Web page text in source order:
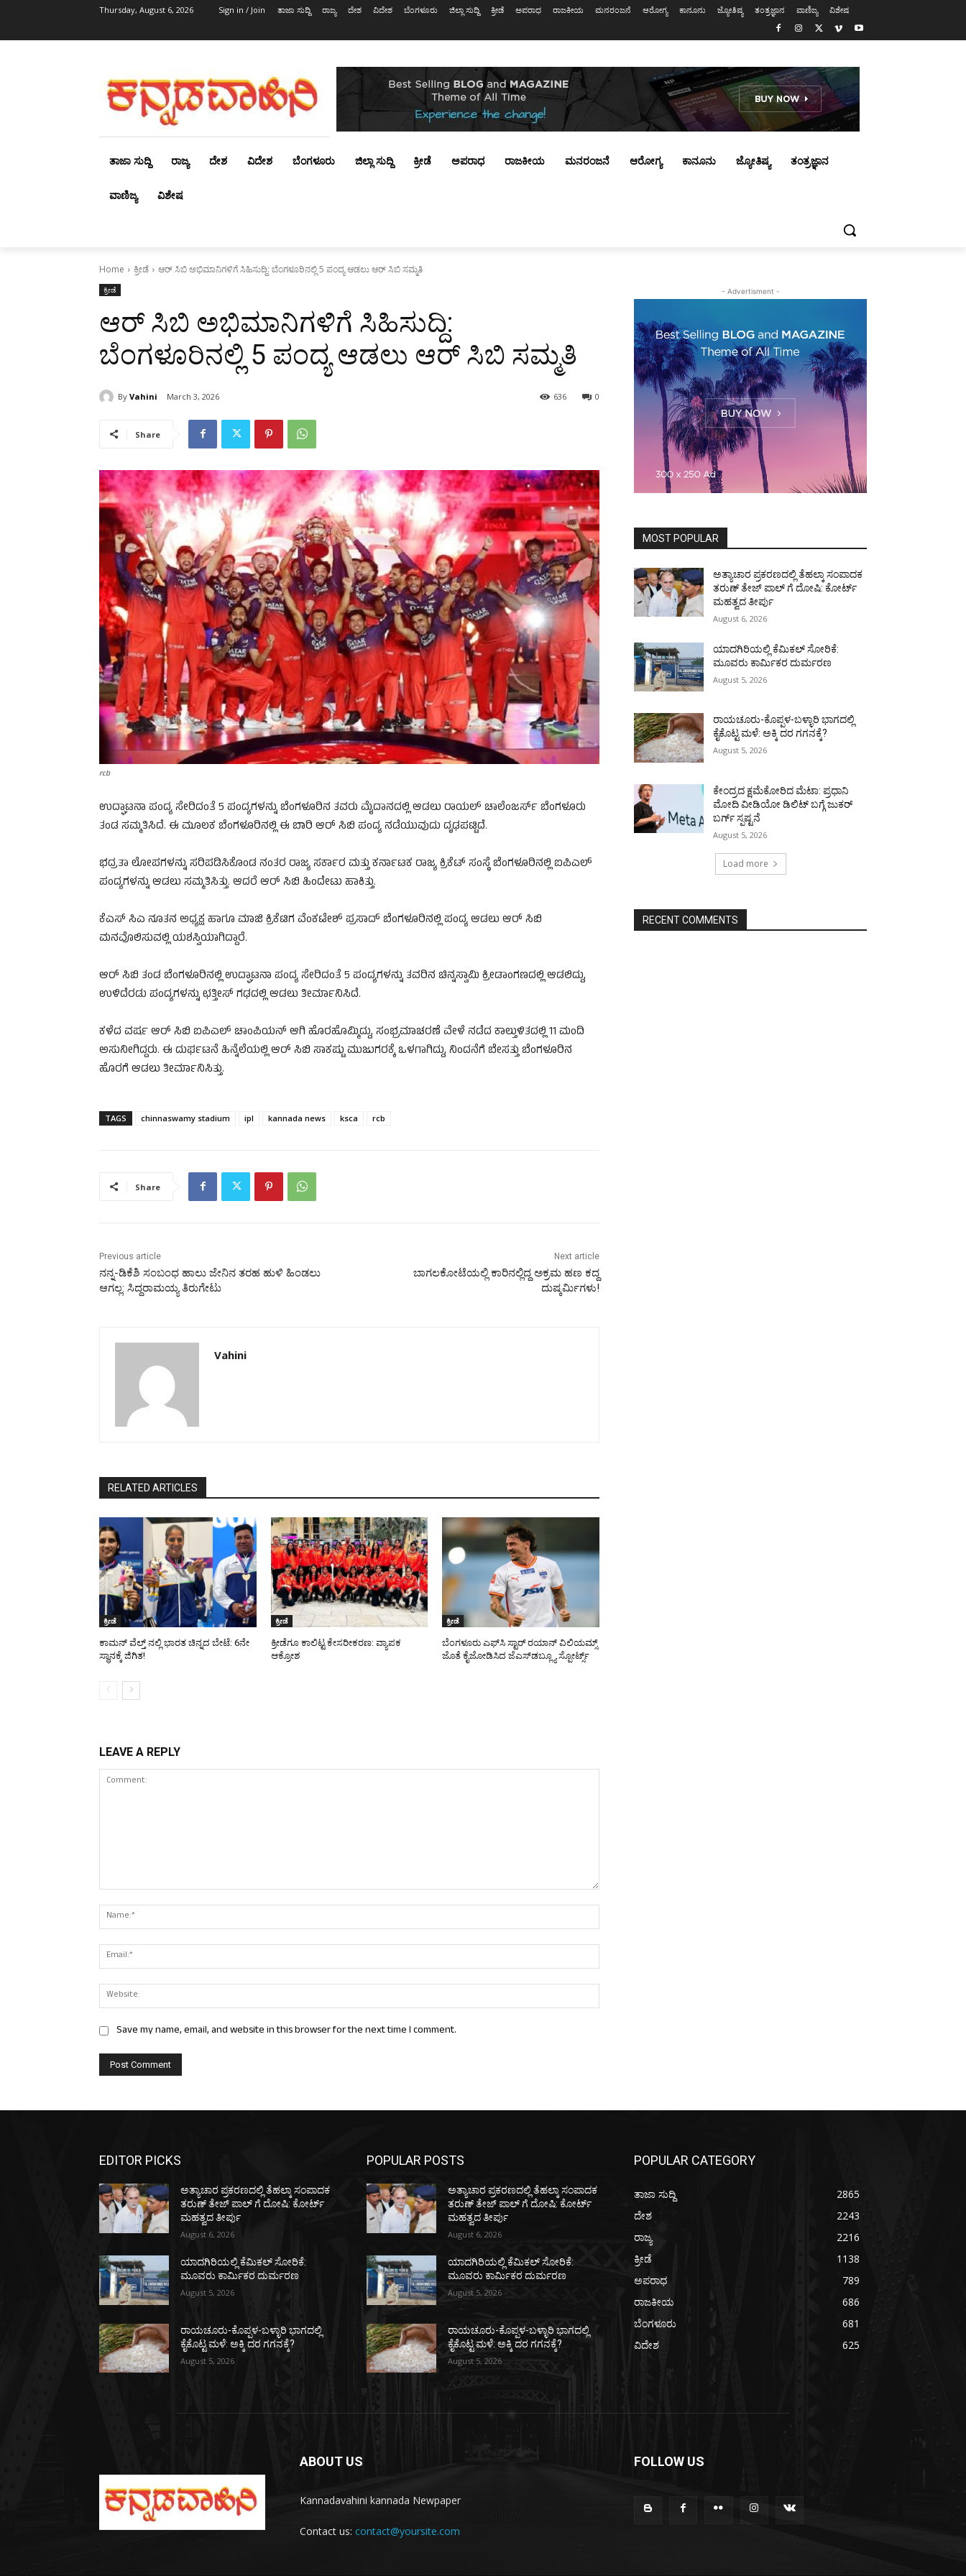
Thursday, August 6, 2026 Sign in / Join ತಾಜಾ ಸುದ್ದಿ ರಾಜ್ಯ ದೇಶ ವಿದೇಶ ಬೆಂಗಳೂರು ಜಿಲ್ಲಾ ಸುದ್ದಿ ಕ್ರೀಡೆ ಅಪರಾಧ ರಾಜಕೀಯ ಮನರಂಜನೆ ಆರೋಗ್ಯ ಕಾನೂನು ಜ್ಯೋತಿಷ್ಯ ತಂತ್ರಜ್ಞಾನ ವಾಣಿಜ್ಯ ವಿಶೇಷ
ತಾಜಾ ಸುದ್ದಿ ರಾಜ್ಯ ದೇಶ ವಿದೇಶ ಬೆಂಗಳೂರು ಜಿಲ್ಲಾ ಸುದ್ದಿ ಕ್ರೀಡೆ ಅಪರಾಧ ರಾಜಕೀಯ ಮನರಂಜನೆ ಆರೋಗ್ಯ ಕಾನೂನು ಜ್ಯೋತಿಷ್ಯ ತಂತ್ರಜ್ಞಾನ
ವಾಣಿಜ್ಯ ವಿಶೇಷ
Home ಕ್ರೀಡೆ ಆರ್ ಸಿಬಿ ಅಭಿಮಾನಿಗಳಿಗೆ ಸಿಹಿಸುದ್ದಿ: ಬೆಂಗಳೂರಿನಲ್ಲಿ 5 ಪಂದ್ಯ ಆಡಲು ಆರ್ ಸಿಬಿ ಸಮ್ಮತಿ
ಕ್ರೀಡೆ
ಆರ್ ಸಿಬಿ ಅಭಿಮಾನಿಗಳಿಗೆ ಸಿಹಿಸುದ್ದಿ:
ಬೆಂಗಳೂರಿನಲ್ಲಿ 5 ಪಂದ್ಯ ಆಡಲು ಆರ್ ಸಿಬಿ ಸಮ್ಮತಿ
By Vahini March 3, 2026 0
636
Share
rcb
ಉದ್ಘಾಟನಾ ಪಂದ್ಯ ಸೇರಿದಂತೆ 5 ಪಂದ್ಯಗಳನ್ನು ಬೆಂಗಳೂರಿನ ತವರು ಮೈದಾನದಲ್ಲಿ ಆಡಲು ರಾಯಲ್ ಚಾಲೆಂಜರ್ಸ್ ಬೆಂಗಳೂರು
ತಂಡ ಸಮ್ಮತಿಸಿದೆ. ಈ ಮೂಲಕ ಬೆಂಗಳೂರಿನಲ್ಲಿ ಈ ಬಾರಿ ಆರ್ ಸಿಬಿ ಪಂದ್ಯ ನಡೆಯುವುದು ದೃಢಪಟ್ಟಿದೆ.
ಭದ್ರತಾ ಲೋಪಗಳನ್ನು ಸರಿಪಡಿಸಿಕೊಂಡ ನಂತರ ರಾಜ್ಯ ಸರ್ಕಾರ ಮತ್ತು ಕರ್ನಾಟಕ ರಾಜ್ಯ ಕ್ರಿಕೆಟ್ ಸಂಸ್ಥೆ ಬೆಂಗಳೂರಿನಲ್ಲಿ ಐಪಿಎಲ್
ಪಂದ್ಯಗಳನ್ನು ಆಡಲು ಸಮ್ಮತಿಸಿತ್ತು. ಆದರೆ ಆರ್ ಸಿಬಿ ಹಿಂದೇಟು ಹಾಕಿತ್ತು.
ಕೆಎಸ್ ಸಿಎ ನೂತನ ಅಧ್ಯಕ್ಷ ಹಾಗೂ ಮಾಜಿ ಕ್ರಿಕೆಟಿಗ ವೆಂಕಟೇಶ್ ಪ್ರಸಾದ್ ಬೆಂಗಳೂರಿನಲ್ಲಿ ಪಂದ್ಯ ಆಡಲು ಆರ್ ಸಿಬಿ
ಮನವೊಲಿಸುವಲ್ಲಿ ಯಶಸ್ವಿಯಾಗಿದ್ದಾರೆ.
ಆರ್ ಸಿಬಿ ತಂಡ ಬೆಂಗಳೂರಿನಲ್ಲಿ ಉದ್ಘಾಟನಾ ಪಂದ್ಯ ಸೇರಿದಂತೆ 5 ಪಂದ್ಯಗಳನ್ನು ತವರಿನ ಚಿನ್ನಸ್ವಾಮಿ ಕ್ರೀಡಾಂಗಣದಲ್ಲಿ ಆಡಲಿದ್ದು,
ಉಳಿದೆರಡು ಪಂದ್ಯಗಳನ್ನು ಛತ್ತೀಸ್ ಗಢದಲ್ಲಿ ಆಡಲು ತೀರ್ಮಾನಿಸಿದೆ.
ಕಳೆದ ವರ್ಷ ಆರ್ ಸಿಬಿ ಐಪಿಎಲ್ ಚಾಂಪಿಯನ್ ಆಗಿ ಹೊರಹೊಮ್ಮಿದ್ದು, ಸಂಭ್ರಮಾಚರಣೆ ವೇಳೆ ನಡೆದ ಕಾಲ್ತುಳಿತದಲ್ಲಿ 11 ಮಂದಿ
ಅಸುನೀಗಿದ್ದರು. ಈ ದುರ್ಘಟನೆ ಹಿನ್ನೆಲೆಯಲ್ಲಿ ಆರ್ ಸಿಬಿ ಸಾಕಷ್ಟು ಮುಜುಗರಕ್ಕೆ ಒಳಗಾಗಿದ್ದು, ನಿಂದನೆಗೆ ಬೇಸತ್ತು ಬೆಂಗಳೂರಿನ
ಹೊರಗೆ ಆಡಲು ತೀರ್ಮಾನಿಸಿತ್ತು.
TAGS chinnaswamy stadium ipl kannada news ksca rcb
Share
Previous article
ನನ್ನ-ಡಿಕೆಶಿ ಸಂಬಂಧ ಹಾಲು ಜೇನಿನ ತರಹ ಹುಳಿ ಹಿಂಡಲು
ಆಗಲ್ಲ: ಸಿದ್ದರಾಮಯ್ಯ ತಿರುಗೇಟು
Next article
ಬಾಗಲಕೋಟೆಯಲ್ಲಿ ಕಾರಿನಲ್ಲಿದ್ದ ಅಕ್ರಮ ಹಣ ಕದ್ದ
ದುಷ್ಕರ್ಮಿಗಳು!
Vahini
RELATED ARTICLES
ಕ್ರೀಡೆ
ಕಾಮನ್ ವೆಲ್ತ್ ನಲ್ಲಿ ಭಾರತ ಚಿನ್ನದ ಬೇಟೆ: 6ನೇ
ಸ್ಥಾನಕ್ಕೆ ಜಿಗಿತ!
ಕ್ರೀಡೆ
ಕ್ರೀಡೆಗೂ ಕಾಲಿಟ್ಟ ಕೇಸರೀಕರಣ: ವ್ಯಾಪಕ
ಆಕ್ರೋಶ
ಕ್ರೀಡೆ
ಬೆಂಗಳೂರು ಎಫ್‌ಸಿ ಸ್ಟಾರ್ ರಯಾನ್ ವಿಲಿಯಮ್ಸ್
ಜೊತೆ ಕೈಜೋಡಿಸಿದ ಜೆಎಸ್‌ಡಬ್ಲ್ಯೂ ಸ್ಪೋರ್ಟ್ಸ್
LEAVE A REPLY
Save my name, email, and website in this browser for the next time I comment.
- Advertisment -
MOST POPULAR
ಅತ್ಯಾಚಾರ ಪ್ರಕರಣದಲ್ಲಿ ತೆಹಲ್ಕಾ ಸಂಪಾದಕ
ತರುಣ್‌ ತೇಜ್‌ ಪಾಲ್‌ ಗೆ ದೋಷಿ: ಕೋರ್ಟ್‌
ಮಹತ್ವದ ತೀರ್ಪು
August 6, 2026
ಯಾದಗಿರಿಯಲ್ಲಿ ಕೆಮಿಕಲ್ ಸೋರಿಕೆ:
ಮೂವರು ಕಾರ್ಮಿಕರ ದುರ್ಮರಣ
August 5, 2026
ರಾಯಚೂರು-ಕೊಪ್ಪಳ-ಬಳ್ಳಾರಿ ಭಾಗದಲ್ಲಿ
ಕೈಕೊಟ್ಟ ಮಳೆ: ಅಕ್ಕಿ ದರ ಗಗನಕ್ಕೆ?
August 5, 2026
ಕೇಂದ್ರದ ಕ್ಷಮೆಕೋರಿದ ಮೆಟಾ: ಪ್ರಧಾನಿ
ಮೋದಿ ವೀಡಿಯೋ ಡಿಲಿಟ್ ಬಗ್ಗೆ ಜುಕರ್
ಬರ್ಗ್ ಸ್ಪಷ್ಟನೆ
August 5, 2026
Load more
RECENT COMMENTS
EDITOR PICKS
ಅತ್ಯಾಚಾರ ಪ್ರಕರಣದಲ್ಲಿ ತೆಹಲ್ಕಾ ಸಂಪಾದಕ
ತರುಣ್‌ ತೇಜ್‌ ಪಾಲ್‌ ಗೆ ದೋಷಿ: ಕೋರ್ಟ್‌
ಮಹತ್ವದ ತೀರ್ಪು
August 6, 2026
ಯಾದಗಿರಿಯಲ್ಲಿ ಕೆಮಿಕಲ್ ಸೋರಿಕೆ:
ಮೂವರು ಕಾರ್ಮಿಕರ ದುರ್ಮರಣ
August 5, 2026
ರಾಯಚೂರು-ಕೊಪ್ಪಳ-ಬಳ್ಳಾರಿ ಭಾಗದಲ್ಲಿ
ಕೈಕೊಟ್ಟ ಮಳೆ: ಅಕ್ಕಿ ದರ ಗಗನಕ್ಕೆ?
August 5, 2026
POPULAR POSTS
ಅತ್ಯಾಚಾರ ಪ್ರಕರಣದಲ್ಲಿ ತೆಹಲ್ಕಾ ಸಂಪಾದಕ
ತರುಣ್‌ ತೇಜ್‌ ಪಾಲ್‌ ಗೆ ದೋಷಿ: ಕೋರ್ಟ್‌
ಮಹತ್ವದ ತೀರ್ಪು
August 6, 2026
ಯಾದಗಿರಿಯಲ್ಲಿ ಕೆಮಿಕಲ್ ಸೋರಿಕೆ:
ಮೂವರು ಕಾರ್ಮಿಕರ ದುರ್ಮರಣ
August 5, 2026
ರಾಯಚೂರು-ಕೊಪ್ಪಳ-ಬಳ್ಳಾರಿ ಭಾಗದಲ್ಲಿ
ಕೈಕೊಟ್ಟ ಮಳೆ: ಅಕ್ಕಿ ದರ ಗಗನಕ್ಕೆ?
August 5, 2026
POPULAR CATEGORY
ತಾಜಾ ಸುದ್ದಿ
2865
ದೇಶ
2243
ರಾಜ್ಯ
2216
ಕ್ರೀಡೆ
1138
ಅಪರಾಧ
789
ರಾಜಕೀಯ
686
ಬೆಂಗಳೂರು
681
ವಿದೇಶ
625
ABOUT US
Kannadavahini kannada Newpaper
Contact us: contact@yoursite.com
FOLLOW US